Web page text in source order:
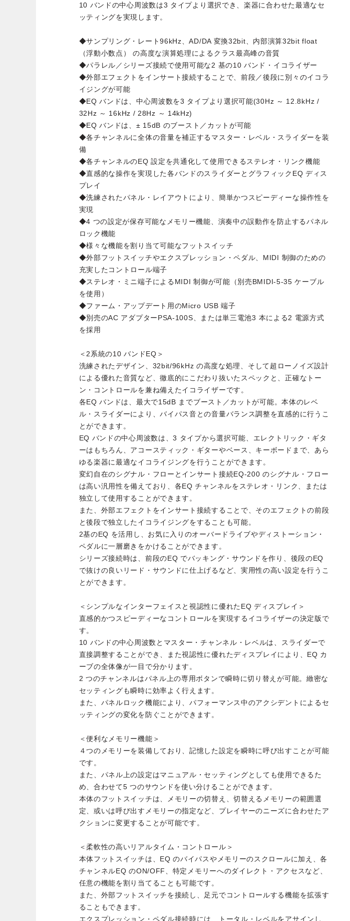
10 バンドの中心周波数は3 タイプより選択でき、楽器に合わせた最適なセ
ッティングを実現します。
◆サンプリング・レート96kHz、AD/DA 変換32bit、内部演算32bit float
（浮動小数点） の高度な演算処理によるクラス最高峰の音質
◆パラレル／シリーズ接続で使用可能な2 基の10 バンド・イコライザー
◆外部エフェクトをインサート接続することで、前段／後段に別々のイコラ
イジングが可能
◆EQ バンドは、中心周波数を3 タイプより選択可能(30Hz ～ 12.8kHz /
32Hz ～ 16kHz / 28Hz ～ 14kHz)
◆EQ バンドは、± 15dB のブースト／カットが可能
◆各チャンネルに全体の音量を補正するマスター・レベル・スライダーを装
備
◆各チャンネルのEQ 設定を共通化して使用できるステレオ・リンク機能
◆直感的な操作を実現した各バンドのスライダーとグラフィックEQ ディス
プレイ
◆洗練されたパネル・レイアウトにより、簡単かつスピーディーな操作性を
実現
◆4 つの設定が保存可能なメモリー機能、演奏中の誤動作を防止するパネル
ロック機能
◆様々な機能を割り当て可能なフットスイッチ
◆外部フットスイッチやエクスプレッション・ペダル、MIDI 制御のための
充実したコントロール端子
◆ステレオ・ミニ端子によるMIDI 制御が可能（別売BMIDI-5-35 ケーブル
を使用）
◆ファーム・アップデート用のMicro USB 端子
◆別売のAC アダプターPSA-100S、または単三電池3 本による2 電源方式
を採用
＜2系統の10 バンドEQ＞
洗練されたデザイン、32bit/96kHz の高度な処理、そして超ローノイズ設計
による優れた音質など、徹底的にこだわり抜いたスペックと、正確なトー
ン・コントロールを兼ね備えたイコライザーです。
各EQ バンドは、最大で15dB までブースト／カットが可能。本体のレベ
ル・スライダーにより、バイパス音との音量バランス調整を直感的に行うこ
とができます。
EQ バンドの中心周波数は、3 タイプから選択可能、エレクトリック・ギタ
ーはもちろん、アコースティック・ギターやベース、キーボードまで、あら
ゆる楽器に最適なイコライジングを行うことができます。
変幻自在のシグナル・フローとインサート接続EQ-200 のシグナル・フロー
は高い汎用性を備えており、各EQ チャンネルをステレオ・リンク、または
独立して使用することができます。
また、外部エフェクトをインサート接続することで、そのエフェクトの前段
と後段で独立したイコライジングをすることも可能。
2基のEQ を活用し、お気に入りのオーバードライブやディストーション・
ペダルに一層磨きをかけることができます。
シリーズ接続時は、前段のEQ でバッキング・サウンドを作り、後段のEQ
で抜けの良いリード・サウンドに仕上げるなど、実用性の高い設定を行うこ
とができます。
＜シンプルなインターフェイスと視認性に優れたEQ ディスプレイ＞
直感的かつスピーディーなコントロールを実現するイコライザーの決定版で
す。
10 バンドの中心周波数とマスター・チャンネル・レベルは、スライダーで
直接調整することができ、また視認性に優れたディスプレイにより、EQ カ
ーブの全体像が一目で分かります。
2 つのチャンネルはパネル上の専用ボタンで瞬時に切り替えが可能。緻密な
セッティングも瞬時に効率よく行えます。
また、パネルロック機能により、パフォーマンス中のアクシデントによるセ
ッティングの変化を防ぐことができます。
＜便利なメモリー機能＞
４つのメモリーを装備しており、記憶した設定を瞬時に呼び出すことが可能
です。
また、パネル上の設定はマニュアル・セッティングとしても使用できるた
め、合わせて5 つのサウンドを使い分けることができます。
本体のフットスイッチは、メモリーの切替え、切替えるメモリーの範囲選
定、或いは呼び出すメモリーの指定など、プレイヤーのニーズに合わせたア
クションに変更することが可能です。
＜柔軟性の高いリアルタイム・コントロール＞
本体フットスイッチは、EQ のバイパスやメモリーのスクロールに加え、各
チャンネルEQ のON/OFF、特定メモリーへのダイレクト・アクセスなど、
任意の機能を割り当てることも可能です。
また、外部フットスイッチを接続し、足元でコントロールする機能を拡張す
ることもできます。
エクスプレッション・ペダル接続時には、トータル・レベルをアサインし、